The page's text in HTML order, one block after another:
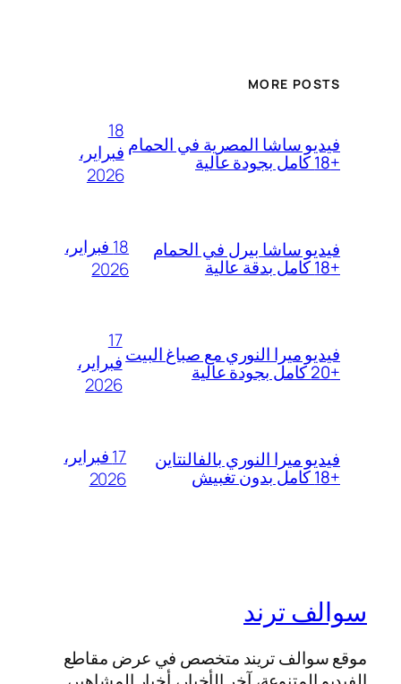
MORE POSTS
فيديو ساشا المصرية في الحمام
+18 كامل بجودة عالية
18
فبراير،
2026
فيديو ساشا بيرل في الحمام
+18 كامل بدقة عالية
18 فبراير،
2026
فيديو ميرا النوري مع صباغ البيت
+20 كامل بجودة عالية
17
فبراير،
2026
فيديو ميرا النوري بالفالنتاين
+18 كامل بدون تغبيش
17 فبراير،
2026
سوالف ترند
موقع سوالف تريند متخصص في عرض مقاطع